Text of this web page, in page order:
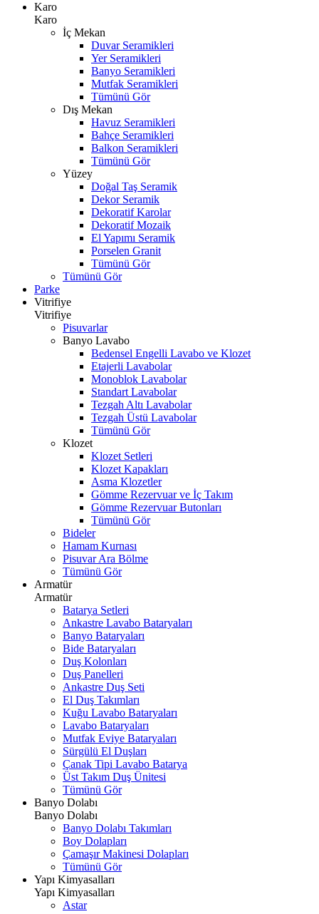
Karo
Karo
İç Mekan
Duvar Seramikleri
Yer Seramikleri
Banyo Seramikleri
Mutfak Seramikleri
Tümünü Gör
Dış Mekan
Havuz Seramikleri
Bahçe Seramikleri
Balkon Seramikleri
Tümünü Gör
Yüzey
Doğal Taş Seramik
Dekor Seramik
Dekoratif Karolar
Dekoratif Mozaik
El Yapımı Seramik
Porselen Granit
Tümünü Gör
Tümünü Gör
Parke
Vitrifiye
Vitrifiye
Pisuvarlar
Banyo Lavabo
Bedensel Engelli Lavabo ve Klozet
Etajerli Lavabolar
Monoblok Lavabolar
Standart Lavabolar
Tezgah Altı Lavabolar
Tezgah Üstü Lavabolar
Tümünü Gör
Klozet
Klozet Setleri
Klozet Kapakları
Asma Klozetler
Gömme Rezervuar ve İç Takım
Gömme Rezervuar Butonları
Tümünü Gör
Bideler
Hamam Kurnası
Pisuvar Ara Bölme
Tümünü Gör
Armatür
Armatür
Batarya Setleri
Ankastre Lavabo Bataryaları
Banyo Bataryaları
Bide Bataryaları
Duş Kolonları
Duş Panelleri
Ankastre Duş Seti
El Duş Takımları
Kuğu Lavabo Bataryaları
Lavabo Bataryaları
Mutfak Eviye Bataryaları
Sürgülü El Duşları
Çanak Tipi Lavabo Batarya
Üst Takım Duş Ünitesi
Tümünü Gör
Banyo Dolabı
Banyo Dolabı
Banyo Dolabı Takımları
Boy Dolapları
Çamaşır Makinesi Dolapları
Tümünü Gör
Yapı Kimyasalları
Yapı Kimyasalları
Astar